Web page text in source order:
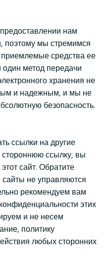
нам
мы стремимся
средства ее
метод передачи
хранения не
и надежным, и мы не
безопасность.
ссылки на другие
ссылку, вы
сайт. Обратите
не управляются
рекомендуем вам
этих
и не несем
политику
любых сторонних